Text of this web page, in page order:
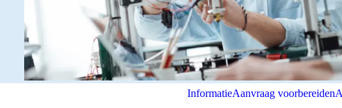
InformatieAanvraag voorbereiden